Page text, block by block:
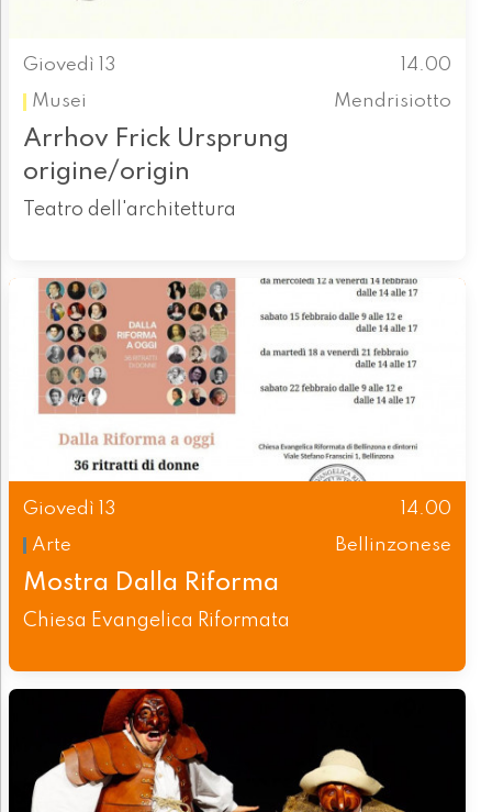
Giovedì 13
14.00
Musei
Mendrisiotto
Arrhov Frick Ursprung
origine/origin
Teatro dell'architettura
Giovedì 13
14.00
Arte
Bellinzonese
Mostra Dalla Riforma
Chiesa Evangelica Riformata